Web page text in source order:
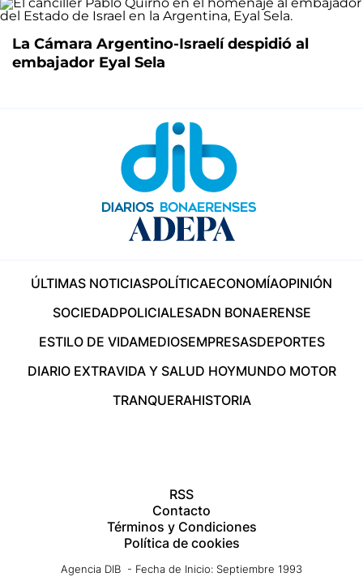
La Cámara Argentino-Israelí despidió al
embajador Eyal Sela
ÚLTIMAS NOTICIASPOLÍTICAECONOMÍAOPINIÓN
SOCIEDADPOLICIALESADN BONAERENSE
ESTILO DE VIDAMEDIOSEMPRESASDEPORTES
DIARIO EXTRAVIDA Y SALUD HOYMUNDO MOTOR
TRANQUERAHISTORIA
RSS
Contacto
Términos y Condiciones
Política de cookies
Agencia DIB - Fecha de Inicio: Septiembre 1993